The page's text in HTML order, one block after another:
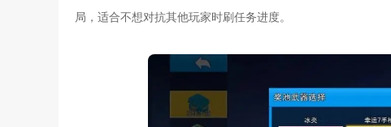
局，适合不想对抗其他玩家时刷任务进度。